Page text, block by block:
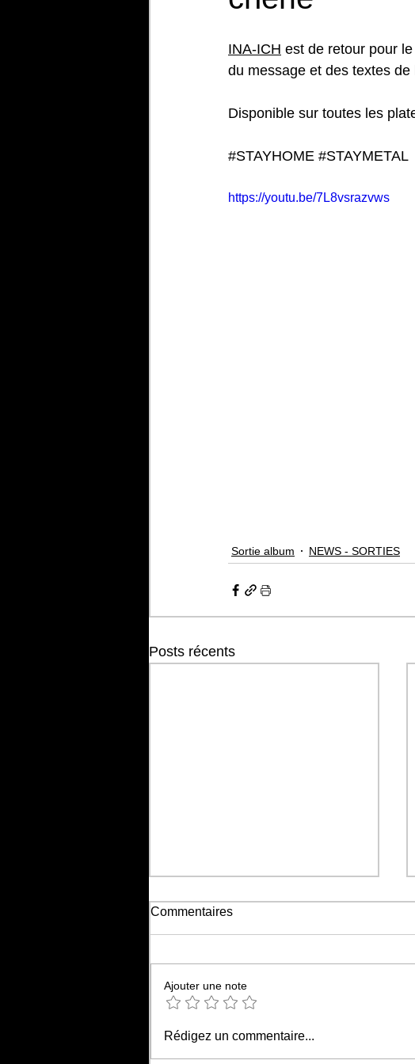
INA-ICH est de retour pour
du message et des textes
Disponible sur toutes les
#STAYHOME #STAYMETAL
https://youtu.be/7L8vsrazvws
Sortie album NEWS - SORTIES
Posts récents
HELLFEST 2026 : "TALES
FROM THE PIT", la
Commentaires
Ajouter une note
Rédigez un commentaire...